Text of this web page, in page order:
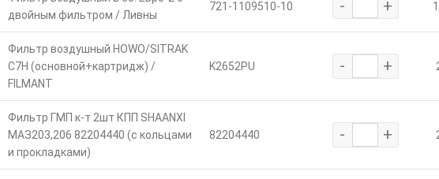
двойным фильтром / Ливны
721-1109510-10 - +
Фильтр воздушный HOWO/SITRAK
C7H (основной+картридж) /
FILMANT
K2652PU - +
Фильтр ГМП к-т 2шт КПП SHAANXI
МАЗ203,206 82204440 (с кольцами
и прокладками)
82204440 - +